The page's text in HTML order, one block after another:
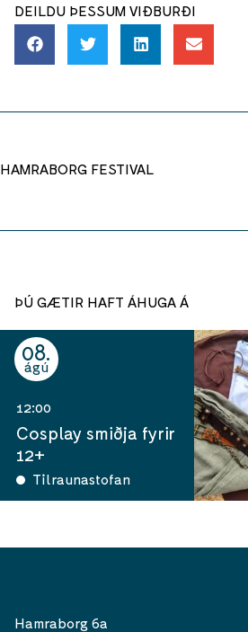
DEILDU ÞESSUM VIÐBURÐI
HAMRABORG FESTIVAL
ÞÚ GÆTIR HAFT ÁHUGA Á
08
ágú
12:00
Cosplay smiðja fyrir
12+
Tilraunastofan
Hamraborg 6a